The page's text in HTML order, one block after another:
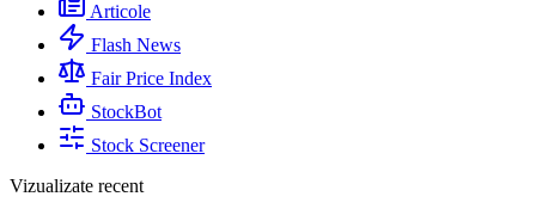
Articole
Flash News
Fair Price Index
StockBot
Stock Screener
Vizualizate recent